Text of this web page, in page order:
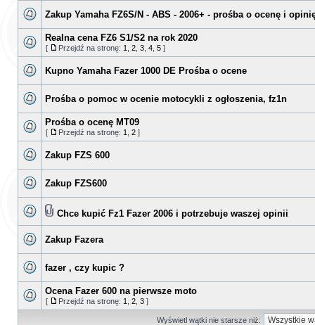
Zakup Yamaha FZ6S/N - ABS - 2006+ - prośba o ocenę i
Realna cena FZ6 S1/S2 na rok 2020
[ Przejdź na stronę: 1 2 3 4 5 ]
Kupno Yamaha Fazer 1000 DE Prośba o ocene
Prośba o pomoc w ocenie motocykli z ogłoszenia, fz1n
Prośba o ocenę MT09
[ Przejdź na stronę: 1 2 ]
Zakup FZS 600
Zakup FZS600
Chce kupić Fz1 Fazer 2006 i potrzebuje waszej opinii
Zakup Fazera
fazer , czy kupic ?
Ocena Fazer 600 na pierwsze moto
[ Przejdź na stronę: 1 2 3 ]
Wyświetl wątki nie starsze niż: